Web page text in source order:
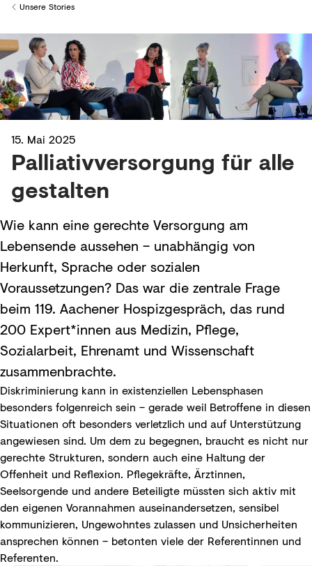
Back to
Unsere Stories
15. Mai 2025
Palliativversorgung für alle
gestalten
Wie kann eine gerechte Versorgung am
Lebensende aussehen – unabhängig von
Herkunft, Sprache oder sozialen
Voraussetzungen? Das war die zentrale Frage
beim 119. Aachener Hospizgespräch, das rund
200 Expert*innen aus Medizin, Pflege,
Sozialarbeit, Ehrenamt und Wissenschaft
zusammenbrachte.
Diskriminierung kann in existenziellen Lebensphasen
besonders folgenreich sein – gerade weil Betroffene in diesen
Situationen oft besonders verletzlich und auf Unterstützung
angewiesen sind. Um dem zu begegnen, braucht es nicht nur
gerechte Strukturen, sondern auch eine Haltung der
Offenheit und Reflexion. Pflegekräfte, Ärztinnen,
Seelsorgende und andere Beteiligte müssten sich aktiv mit
den eigenen Vorannahmen auseinandersetzen, sensibel
kommunizieren, Ungewohntes zulassen und Unsicherheiten
ansprechen können – betonten viele der Referentinnen und
Referenten.